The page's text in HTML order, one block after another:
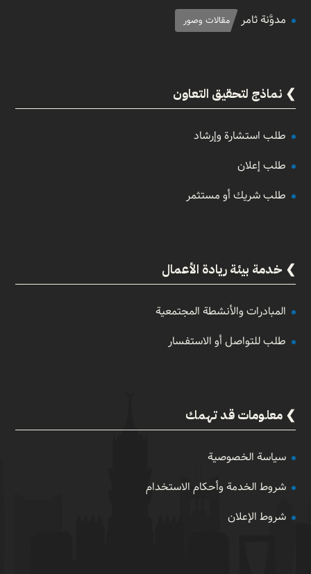
مدوَّنة ثامر
مقالات وصور
نماذج لتحقيق التعاون
طلب استشارة وإرشاد
طلب إعلان
طلب شريك أو مستثمر
خدمة بيئة ريادة الأعمال
المبادرات والأنشطة المجتمعية
طلب للتواصل أو الاستفسار
معلومات قد تهمك
سياسة الخصوصية
شروط الخدمة وأحكام الاستخدام
شروط الإعلان